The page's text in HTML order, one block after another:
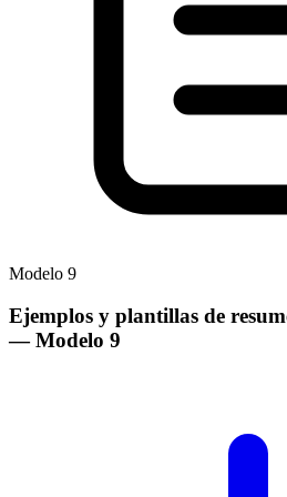
Modelo 9
Ejemplos y plantillas de
— Modelo 9